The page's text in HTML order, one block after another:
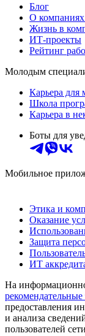
Блог
О
Жизнь в
ИТ-проекты
Рейтинг
Молодым
Карьера для
Школа
Карьера в
Боты для
Мобильное
Этика и
Оказание
Защита
ИТ
На
предоставления
и анализа
пользователей